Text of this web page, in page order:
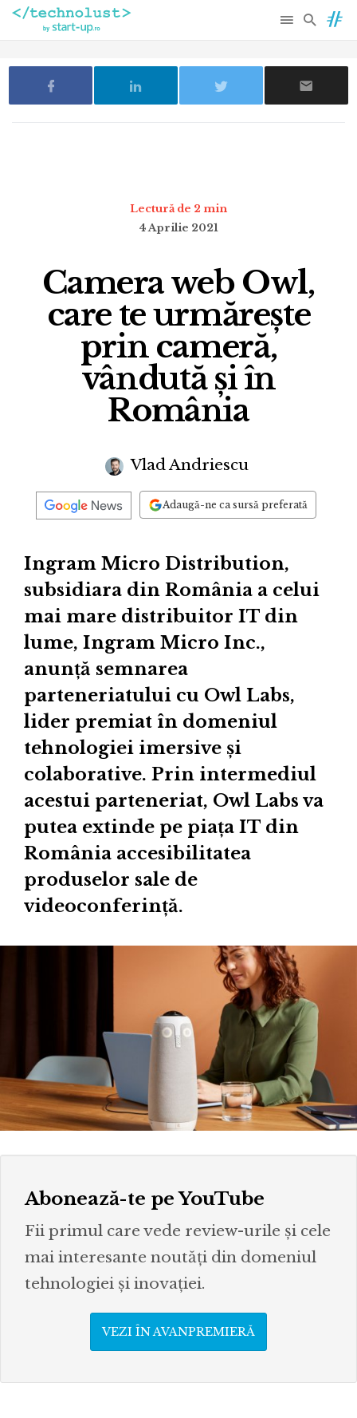
Lectură de 2 min
4 Aprilie 2021
Camera web Owl,
care te urmărește
prin cameră,
vândută și în
România
Vlad Andriescu
Adaugă-ne ca sursă preferată
Ingram Micro Distribution,
subsidiara din România a celui
mai mare distribuitor IT din
lume, Ingram Micro Inc.,
anunță semnarea
parteneriatului cu Owl Labs,
lider premiat în domeniul
tehnologiei imersive și
colaborative. Prin intermediul
acestui parteneriat, Owl Labs va
putea extinde pe piața IT din
România accesibilitatea
produselor sale de
videoconferință.
Abonează-te pe YouTube
Fii primul care vede review-urile și cele
mai interesante noutăți din domeniul
tehnologiei și inovației.
VEZI ÎN AVANPREMIERĂ